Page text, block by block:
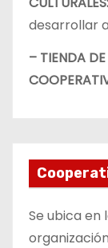
desarrollar
– TIENDA
Se ubica en